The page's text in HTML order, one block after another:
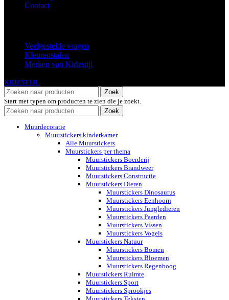
Contact
Veelgestelde vragen
Kleurenstalen
Merken van Kidzstijl
KIDZSTIJL
Zoek
Start met typen om producten te zien die je zoekt.
Zoek
Muurdecoratie
Muurstickers kinderkamer
Alle Muurstickers
Muurstickers per thema
Muurstickers Boerderij
Muurstickers Brandweer
Muurstickers Constructie
Muurstickers Dieren
Muurstickers Dinosaurus
Muurstickers Eenhoorn
Muurstickers Jungledieren
Muurstickers Paarden
Muurstickers Vissen
Muurstickers Vogels
Muurstickers Natuur
Muurstickers Bomen
Muurstickers Bloemen
Muurstickers Regenboog
Muurstickers Ruimte
Muurstickers Sport
Muurstickers Sprookjes